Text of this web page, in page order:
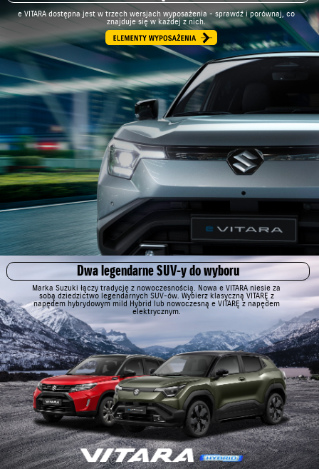
e VITARA dostępna jest w trzech wersjach wyposażenia - sprawdź i porównaj, co
znajduje się w każdej z nich.
Dwa legendarne SUV-y do wyboru
Marka Suzuki łączy tradycję z nowoczesnością. Nowa e VITARA niesie za
sobą dziedzictwo legendarnych SUV-ów. Wybierz klasyczną VITARĘ z
napędem hybrydowym mild Hybrid lub nowoczesną e VITARĘ z napędem
elektrycznym.